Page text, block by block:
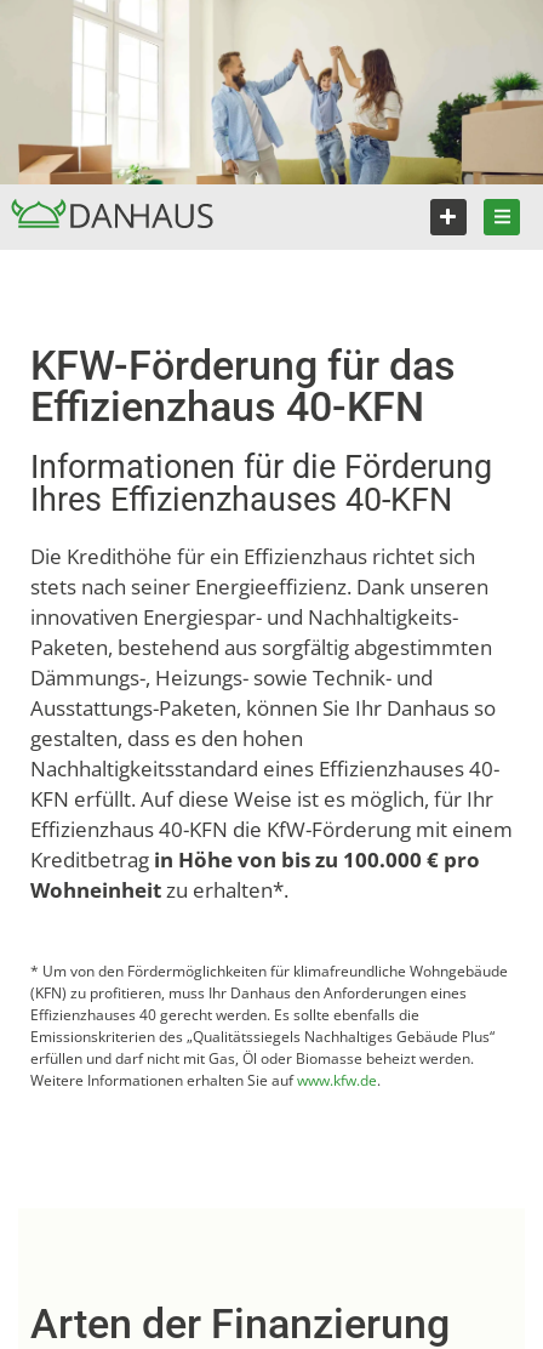
KFW-Förderung für das
Effizienzhaus 40-KFN
Informationen für die Förderung
Ihres Effizienzhauses 40-KFN
Die Kredithöhe für ein Effizienzhaus richtet sich
stets nach seiner Energieeffizienz. Dank unseren
innovativen Energiespar- und Nachhaltigkeits-
Paketen, bestehend aus sorgfältig abgestimmten
Dämmungs-, Heizungs- sowie Technik- und
Ausstattungs-Paketen, können Sie Ihr Danhaus so
gestalten, dass es den hohen
Nachhaltigkeitsstandard eines Effizienzhauses 40-
KFN erfüllt. Auf diese Weise ist es möglich, für Ihr
Effizienzhaus 40-KFN die KfW-Förderung mit einem
Kreditbetrag in Höhe von bis zu 100.000 € pro
Wohneinheitzu erhalten*.
* Um von den Fördermöglichkeiten für klimafreundliche Wohngebäude
(KFN) zu profitieren, muss Ihr Danhaus den Anforderungen eines
Effizienzhauses 40 gerecht werden. Es sollte ebenfalls die
Emissionskriterien des „Qualitätssiegels Nachhaltiges Gebäude Plus“
erfüllen und darf nicht mit Gas, Öl oder Biomasse beheizt werden.
Weitere Informationen erhalten Sie aufwww.kfw.de.
Arten der Finanzierung